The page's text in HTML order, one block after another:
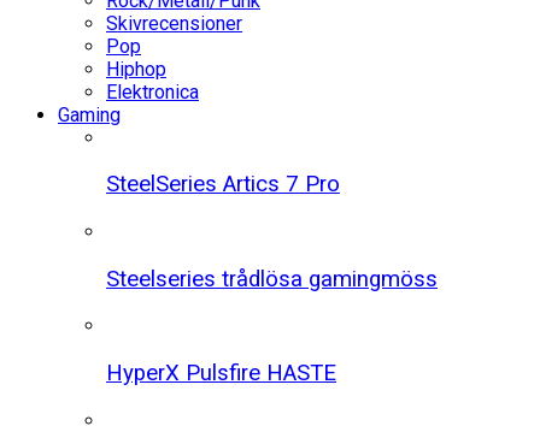
Skivrecensioner
Pop
Hiphop
Elektronica
Gaming
SteelSeries Artics 7 Pro
Steelseries trådlösa gamingmöss
HyperX Pulsfire HASTE